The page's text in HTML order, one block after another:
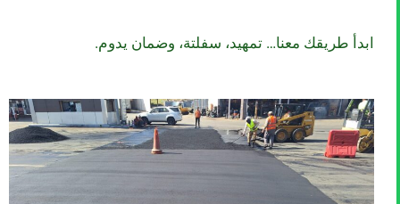
ابدأ طريقك معنا… تمهيد، سفلتة، وضمان يدوم.